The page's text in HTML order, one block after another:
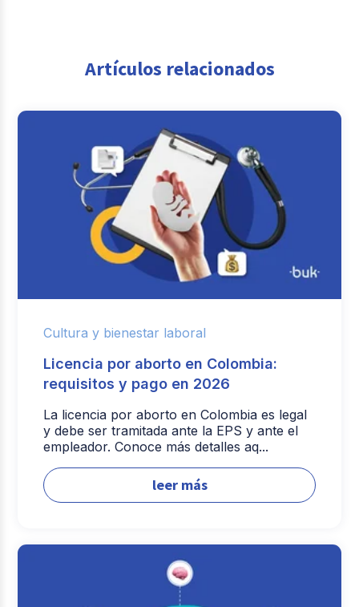
Artículos relacionados
Cultura y bienestar laboral
Licencia por aborto en Colombia:
requisitos y pago en 2026
La licencia por aborto en Colombia es legal
y debe ser tramitada ante la EPS y ante el
empleador. Conoce más detalles aq...
leer más